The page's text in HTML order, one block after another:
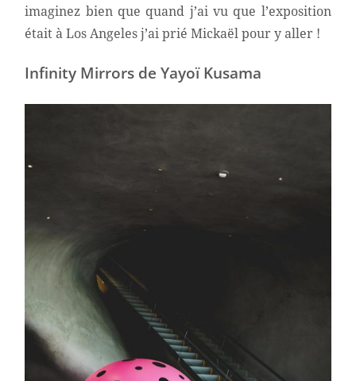
imaginez bien que quand j’ai vu que l’exposition
était à Los Angeles j’ai prié Mickaël pour y aller !
Infinity Mirrors de Yayoï Kusama